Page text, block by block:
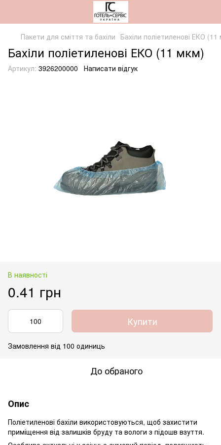
Пакети для сміття та бахіли Бахіли поліетиленові ЕКО
Бахіли поліетиленові ЕКО (11 мкм)
Артикул: 3926200000 Написати відгук
В наявності
0.41 грн
Купити
Замовлення від 100 одиниць
До обраного
Опис
Поліетиленові бахіли використовуються, щоб захистити
приміщення від залишків бруду та вологи з підошв взуття.